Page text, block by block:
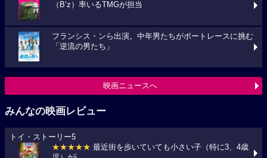
（B’z）率いるTMGが担当
フランシス・ンら出演。中年男たちがボートレースに挑む
「逆流の男たち」
映画ニュースへ
みんなの映画レビュー
トイ・ストーリー5
★★★★★ 最近街を歩いていても小さい子（特に3、4歳